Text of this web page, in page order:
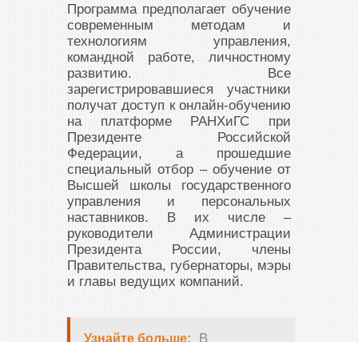
Программа предполагает обучение
современным методам и
технологиям управления,
командной работе, личностному
развитию. Все
зарегистрировавшиеся участники
получат доступ к онлайн-обучению
на платформе РАНХиГС при
Президенте Российской
Федерации, а прошедшие
специальный отбор – обучение от
Высшей школы государственного
управления и персональных
наставников. В их числе –
руководители Администрации
Президента России, члены
Правительства, губернаторы, мэры
и главы ведущих компаний.
Узнайте больше:
В